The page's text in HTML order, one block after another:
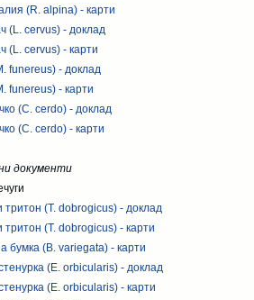
(R. alpina) - карти
(L. cervus) - доклад
(L. cervus) - карти
funereus) - доклад
funereus) - карти
(C. cerdo) - доклад
(C. cerdo) - карти
документи
тритон (T. dobrogicus) - доклад
тритон (T. dobrogicus) - карти
бумка (B. variegata) - карти
(E. orbicularis) - доклад
(E. orbicularis) - карти